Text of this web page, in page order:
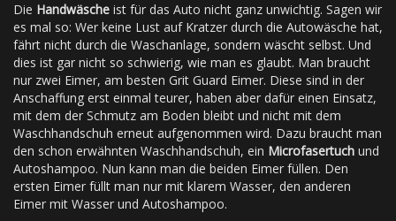
Die Handwäsche ist für das Auto nicht ganz unwichtig. Sagen wir
es mal so: Wer keine Lust auf Kratzer durch die Autowäsche hat,
fährt nicht durch die Waschanlage, sondern wäscht selbst. Und
dies ist gar nicht so schwierig, wie man es glaubt. Man braucht
nur zwei Eimer, am besten Grit Guard Eimer. Diese sind in der
Anschaffung erst einmal teurer, haben aber dafür einen Einsatz,
mit dem der Schmutz am Boden bleibt und nicht mit dem
Waschhandschuh erneut aufgenommen wird. Dazu braucht man
den schon erwähnten Waschhandschuh, ein Microfasertuch und
Autoshampoo. Nun kann man die beiden Eimer füllen. Den
ersten Eimer füllt man nur mit klarem Wasser, den anderen
Eimer mit Wasser und Autoshampoo.